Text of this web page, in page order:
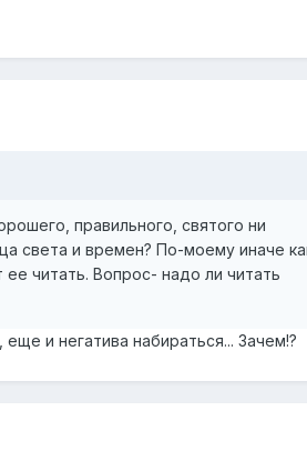
правильного, святого ни
света и времен? По-моему иначе
читать. Вопрос- надо ли читать
и негатива набираться... Зачем!?